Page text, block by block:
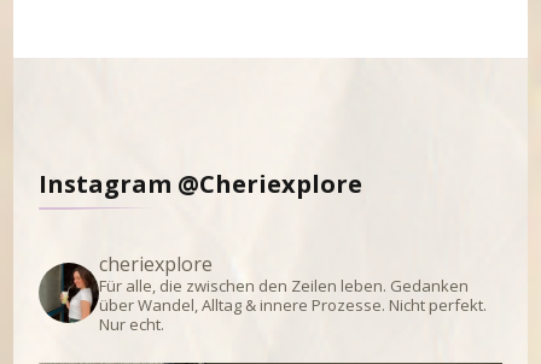
Instagram @Cheriexplore
cheriexplore
Für alle, die zwischen den Zeilen leben. Gedanken
über Wandel, Alltag & innere Prozesse. Nicht perfekt.
Nur echt.